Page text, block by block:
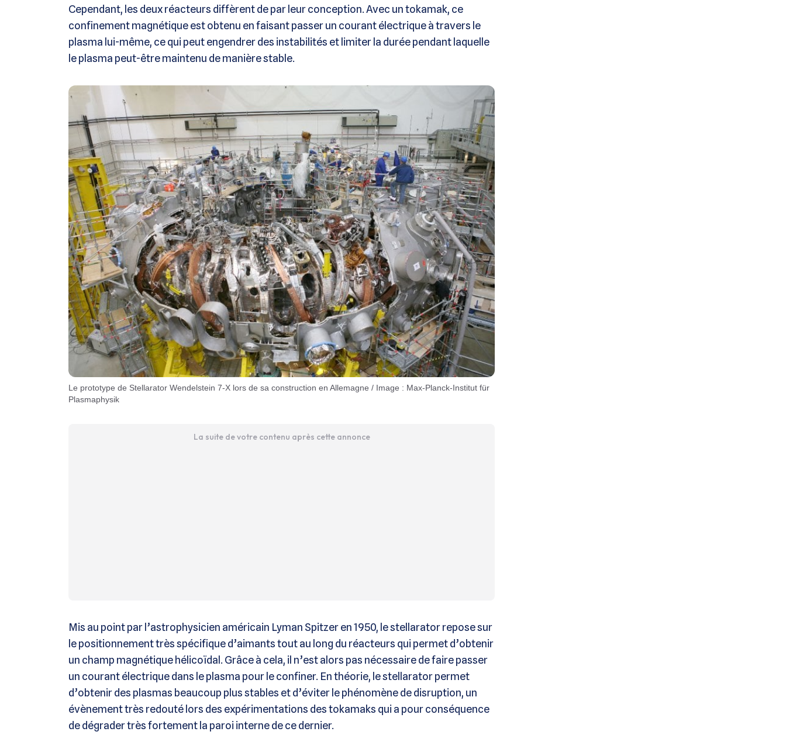
Cependant, les deux réacteurs diffèrent de par leur conception. Avec un tokamak, ce
confinement magnétique est obtenu en faisant passer un courant électrique à travers le
plasma lui-même, ce qui peut engendrer des instabilités et limiter la durée pendant laquelle
le plasma peut-être maintenu de manière stable.
Le prototype de Stellarator Wendelstein 7-X lors de sa construction en Allemagne / Image : Max-Planck-Institut für
Plasmaphysik
La suite de votre contenu après cette annonce
Mis au point par l’astrophysicien américain Lyman Spitzer en 1950, le stellarator repose sur
le positionnement très spécifique d’aimants tout au long du réacteurs qui permet d’obtenir
un champ magnétique hélicoïdal. Grâce à cela, il n’est alors pas nécessaire de faire passer
un courant électrique dans le plasma pour le confiner. En théorie, le stellarator permet
d’obtenir des plasmas beaucoup plus stables et d’éviter le phénomène de disruption, un
évènement très redouté lors des expérimentations des tokamaks qui a pour conséquence
de dégrader très fortement la paroi interne de ce dernier.